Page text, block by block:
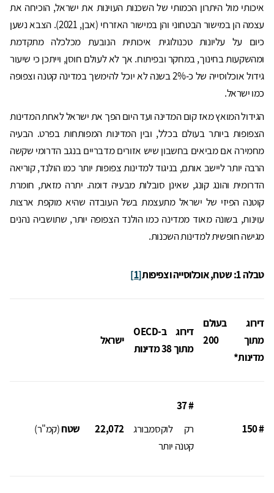
איכותי מול היתרון הכמותי של השכנות העוינות את ישראל, הוכיחה את
עצמה הן במישור הבטחוני והן במישור האזרחי (אבן, 2021). הצבא נשען
כיום על עליונות טכנולוגית איכותית הנובעת מכלכלה מתקדמת
ומהשקעות בחינוך, במחקר ובפיתוח. אך לא לעולם חוסן, וייתכן כי שיעור
גידול אוכלוסייה של כ-2% בשנה לא יוכל להימשך במדינה קטנה וצפופה
כמו ישראל.
הגידול המואץ מאז קום המדינה ועד היום הפך את ישראל לאחת המדינות
הצפופות ביותר בעולם בכלל, ובין המדינות המפותחות בפרט. הבעיה
מחמירה אם מביאים בחשבון שיש אזורים מדבריים בנגב הדרומי שקשה
הרבה יותר ליישב אותם, בניגוד למדינות צפופות יותר כמו הולנד, קוריאה
הדרומית והונג קונג, שאינן סובלות מבעיה דומה. יתרה מזאת, חומרת
קוטנה הפיזי של ישראל מתעצמת בשל העובדה שהיא מוקפת ארצות
עוינות, בשונה מאוד ממדינה כמו הולנד הצפופה יותר, שתושביה נהנים
מגישה חופשית למדינות השכנות.
טבלה 1: שטח, אוכלוסייה וצפיפות [1]
דירוג בעולם
מתוך 200
מדינות*
דירוג ב-OECD
מתוך 38 מדינות
ישראל
# 150
# 37
רק לוקסמבורג
קטנה יותר
22,072 שטח(קמ"ר)